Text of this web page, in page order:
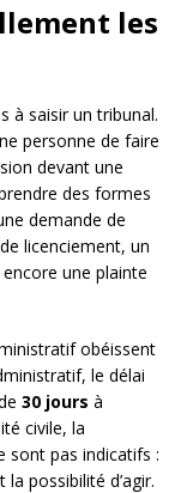
les
à saisir un tribunal.
personne de faire
devant une
des formes
demande de
licenciement, un
une plainte
obéissent
le délai
30 jours à
civile, la
sont pas indicatifs :
possibilité d’agir.